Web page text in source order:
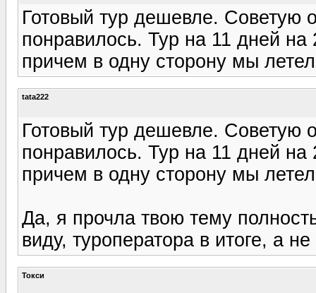
Готовый тур дешевле. Советую
понравилось. Тур на 11 дней
причем в одну сторону мы
tata222
Готовый тур дешевле. Советую
понравилось. Тур на 11 дней
причем в одну сторону мы
Да, я прочла твою тему
виду, туроператора в итоге, а
Токси